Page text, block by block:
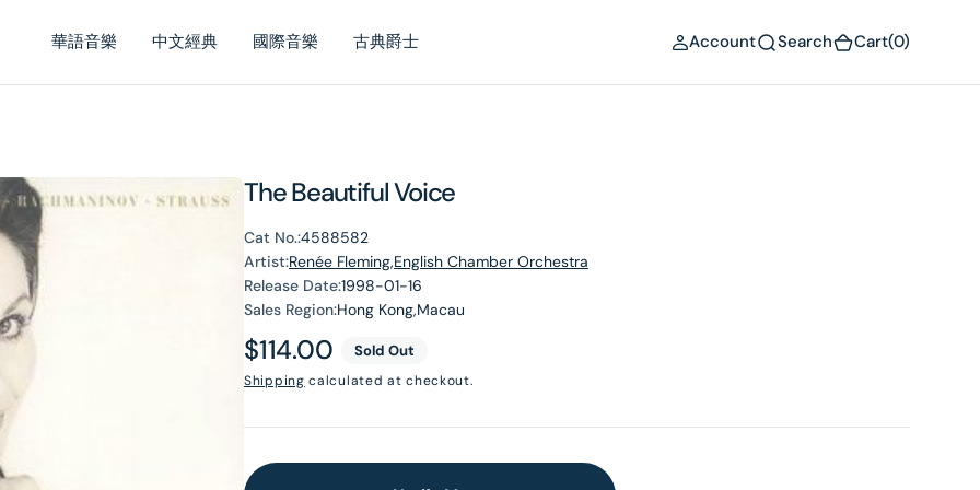
華語音樂 中文經典 國際音樂 古典爵士 Account Search Cart(0)
The Beautiful Voice
Cat No.:4588582
Artist:Renée Fleming,English Chamber Orchestra
Release Date:1998-01-16
Sales Region:Hong Kong,Macau
Regular
price
$114.00 Sold Out
Shipping calculated at checkout.